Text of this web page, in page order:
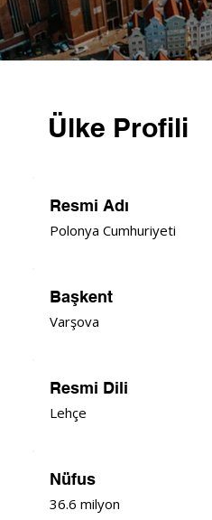
Ülke Profili
Nüfus
36.6 milyon
Resmi Dili
Lehçe
Başkent
Varşova
Resmi Adı
Polonya Cumhuriyeti